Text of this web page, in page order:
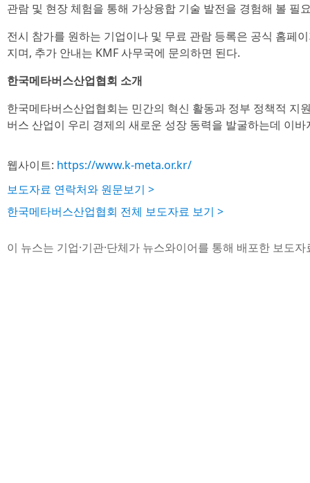
관람 및 현장 체험을 통해 가상융합 기술 발전을 경험해 볼 필
전시 참가를 원하는 기업이나 및 무료 관람 등록은 공식 홈페
지며, 추가 안내는 KMF 사무국에 문의하면 된다.
한국메타버스산업협회 소개
한국메타버스산업협회는 민간의 혁신 활동과 정부 정책적 지
버스 산업이 우리 경제의 새로운 성장 동력을 발굴하는데 이
웹사이트: https://www.k-meta.or.kr/
보도자료 연락처와 원문보기 >
한국메타버스산업협회 전체 보도자료 보기 >
이 뉴스는 기업·기관·단체가 뉴스와이어를 통해 배포한 보도